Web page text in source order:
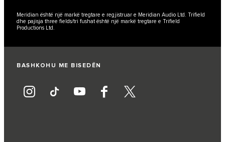
Meridian është një markë tregtare e regjistruar e Meridian Audio Ltd. Trifield
dhe pajisja three fields/tri fushat është një markë tregtare e Trifield
Productions Ltd.
BASHKOHU ME BISEDËN